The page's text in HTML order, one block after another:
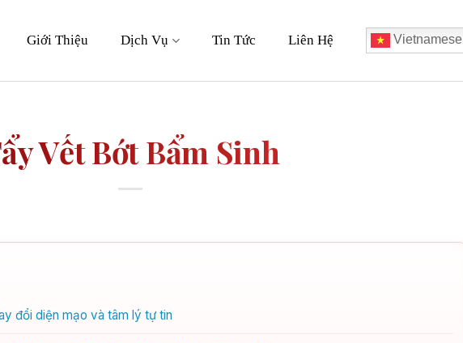
Giới Thiệu Dịch Vụ Tin Tức Liên Hệ Vietnamese
Vết Bớt Bẩm Sinh
đổi diện mạo và tâm lý tự tin